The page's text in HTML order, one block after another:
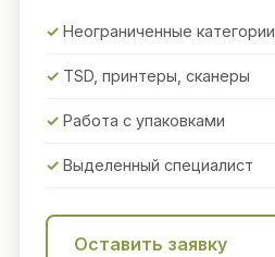
Неограниченные категории
TSD, принтеры, сканеры
Работа с упаковками
Выделенный специалист
Оставить заявку